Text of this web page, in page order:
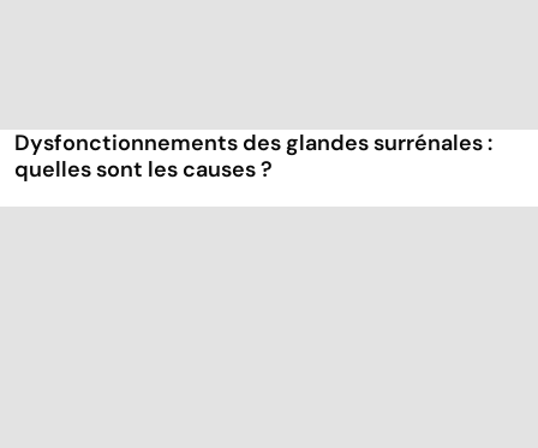
Dysfonctionnements des glandes surrénales :
quelles sont les causes ?